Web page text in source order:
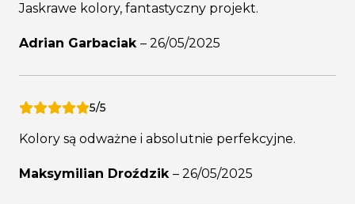
Jaskrawe kolory, fantastyczny projekt.
Adrian Garbaciak – 26/05/2025
5/5
Kolory są odważne i absolutnie perfekcyjne.
Maksymilian Droździk – 26/05/2025